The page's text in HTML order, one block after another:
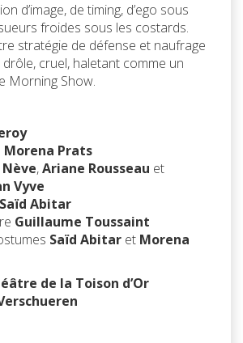
d’image, de timing, d’ego sous
froides sous les costards.
stratégie de défense et naufrage
drôle, cruel, haletant comme un
Morning Show.
Morena Prats
,Ariane Rousseau et
Vyve
Saïd Abitar
Guillaume Toussaint
Saïd Abitar et Morena
de la Toison d’Or